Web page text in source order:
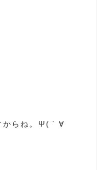
からね。Ψ(｀∀